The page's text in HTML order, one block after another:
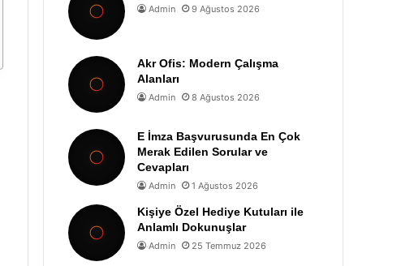
Admin 9 Ağustos 2026
Akr Ofis: Modern Çalışma
Alanları
Admin 8 Ağustos 2026
E İmza Başvurusunda En Çok
Merak Edilen Sorular ve
Cevapları
Admin 1 Ağustos 2026
Kişiye Özel Hediye Kutuları ile
Anlamlı Dokunuşlar
Admin 25 Temmuz 2026